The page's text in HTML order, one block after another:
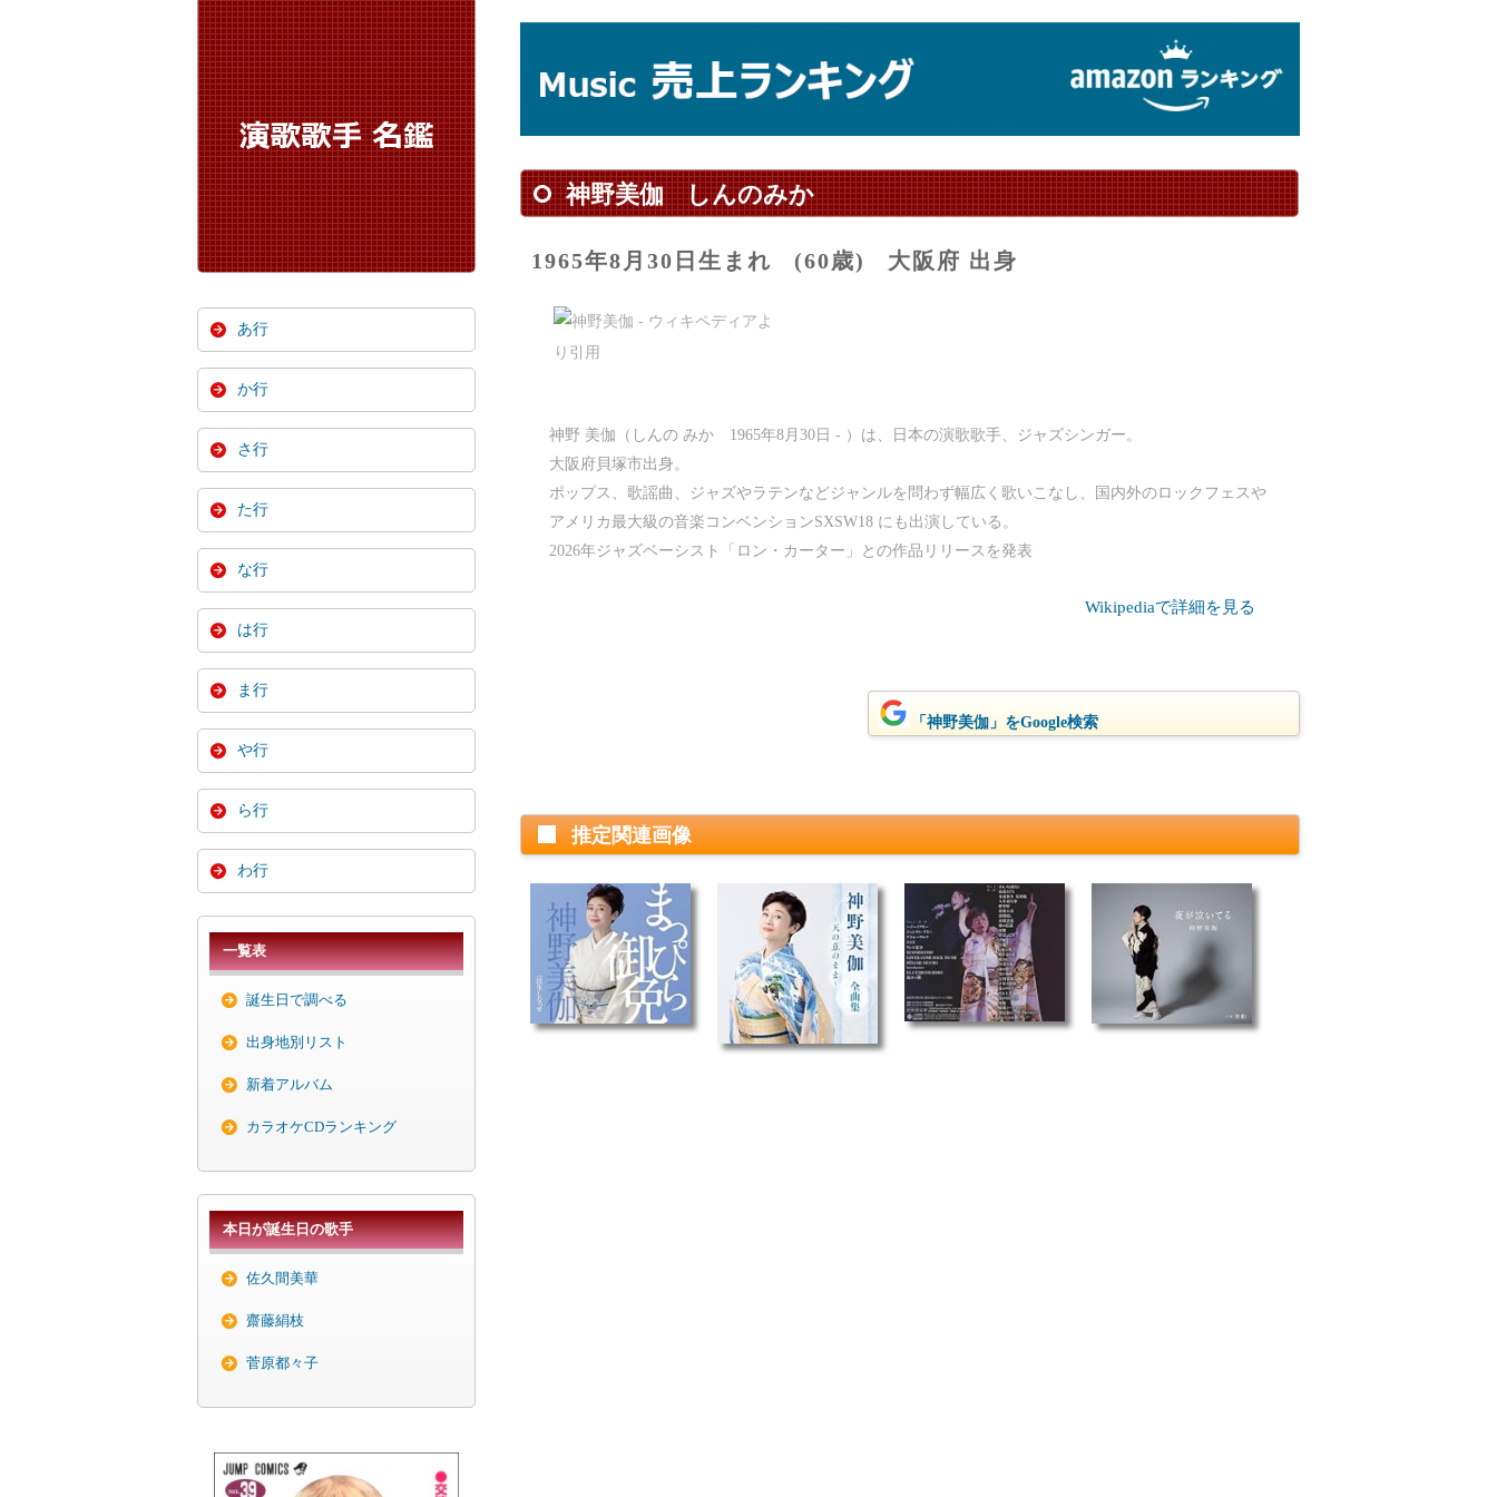
神野美伽 しんのみか
1965年8月30日生まれ (60歳) 大阪府 出身
神野 美伽（しんの みか 1965年8月30日 - ）は、日本の演歌歌手、ジャズシンガー。
大阪府貝塚市出身。
ポップス、歌謡曲、ジャズやラテンなどジャンルを問わず幅広く歌いこなし、国内外のロックフェスや
アメリカ最大級の音楽コンベンションSXSW18 にも出演している。
2026年ジャズベーシスト「ロン・カーター」との作品リリースを発表
Wikipediaで詳細を見る
「神野美伽」をGoogle検索
推定関連画像
あ行
か行
さ行
た行
な行
は行
ま行
や行
ら行
わ行
一覧表
誕生日で調べる
出身地別リスト
新着アルバム
カラオケCDランキング
本日が誕生日の歌手
佐久間美華
齋藤絹枝
菅原都々子